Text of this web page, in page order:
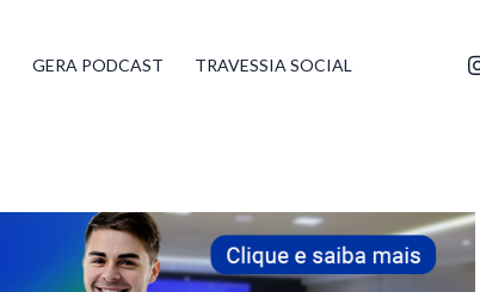
GERA PODCAST TRAVESSIA SOCIAL